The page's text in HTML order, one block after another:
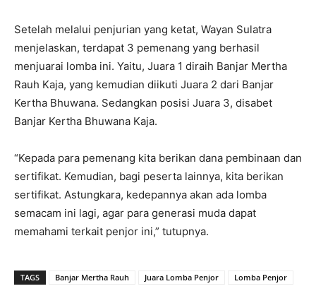
Setelah melalui penjurian yang ketat, Wayan Sulatra
menjelaskan, terdapat 3 pemenang yang berhasil
menjuarai lomba ini. Yaitu, Juara 1 diraih Banjar Mertha
Rauh Kaja, yang kemudian diikuti Juara 2 dari Banjar
Kertha Bhuwana. Sedangkan posisi Juara 3, disabet
Banjar Kertha Bhuwana Kaja.
“Kepada para pemenang kita berikan dana pembinaan dan
sertifikat. Kemudian, bagi peserta lainnya, kita berikan
sertifikat. Astungkara, kedepannya akan ada lomba
semacam ini lagi, agar para generasi muda dapat
memahami terkait penjor ini,” tutupnya.
TAGS Banjar Mertha Rauh Juara Lomba Penjor Lomba Penjor